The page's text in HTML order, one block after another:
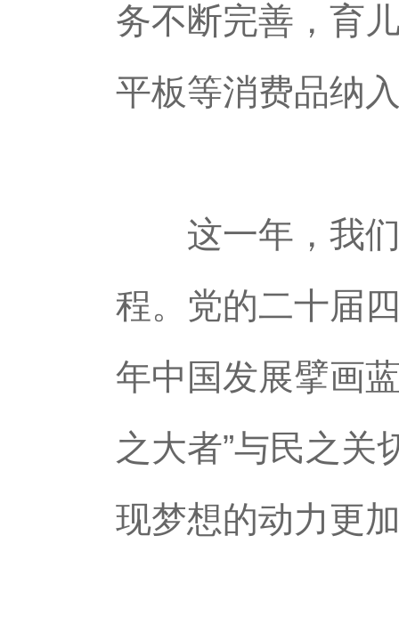
务不断完善，育
平板等消费品纳
这一年，我们
程。党的二十届
年中国发展擘画
之大者”与民之关
现梦想的动力更